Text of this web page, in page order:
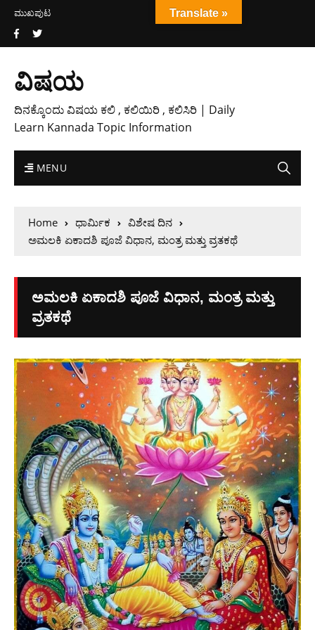
ಮುಖಪುಟ
ವಿಷಯ
ದಿನಕ್ಕೊಂದು ವಿಷಯ ಕಲಿ , ಕಲಿಯಿರಿ , ಕಲಿಸಿರಿ | Daily
Learn Kannada Topic Information
MENU
Home ಧಾರ್ಮಿಕ
ವಿಶೇಷ ದಿನ
ಅಮಲಕಿ ಏಕಾದಶಿ ಪೂಜೆ ವಿಧಾನ, ಮಂತ್ರ ಮತ್ತು ವ್ರತಕಥೆ
ಅಮಲಕಿ ಏಕಾದಶಿ ಪೂಜೆ ವಿಧಾನ, ಮಂತ್ರ ಮತ್ತು
ವ್ರತಕಥೆ
Translate »